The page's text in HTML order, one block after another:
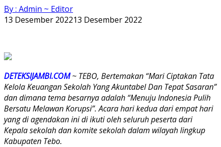
By : Admin ~ Editor
13 Desember 202213 Desember 2022
DETEKSIJAMBI.COM~ TEBO, Bertemakan “Mari Ciptakan Tata
Kelola Keuangan Sekolah Yang Akuntabel Dan Tepat Sasaran”
dan dimana tema besarnya adalah “Menuju Indonesia Pulih
Bersatu Melawan Korupsi”. Acara hari kedua dari empat hari
yang di agendakan ini di ikuti oleh seluruh peserta dari
Kepala sekolah dan komite sekolah dalam wilayah lingkup
Kabupaten Tebo.